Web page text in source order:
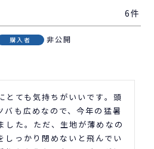
6
購入者 非公開
とても気持ちがいいです。頭
バも広めなので、今年の猛暑
した。ただ、生地が薄めなの
しっかり閉めないと飛んでい